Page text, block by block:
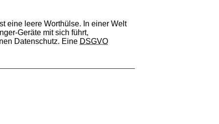
eine leere Worthülse. In einer Welt
Geräte mit sich führt,
Datenschutz. Eine DSGVO